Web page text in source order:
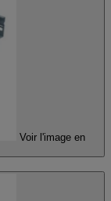
Voir l'image en